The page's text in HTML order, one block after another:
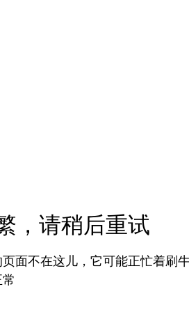
，请稍后重试
面不在这儿，它可能正忙着刷